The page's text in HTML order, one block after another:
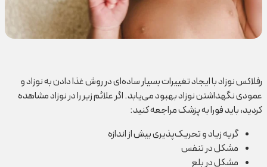
رفلاکس نوزاد با ایجاد تغییرات بسیار ساده‌ای در روش غذا دادن به نوزاد و
عمودی نگهداشتن نوزاد بهبود می‌یابد. اگر علائم زیر را در نوزاد مشاهده
کردید، باید فورا به پزشک مراجعه کنید:
گریه زیاد و تحریک‌پذیری بیش از اندازه‌
مشکل در تنفس
مشکل در بلع